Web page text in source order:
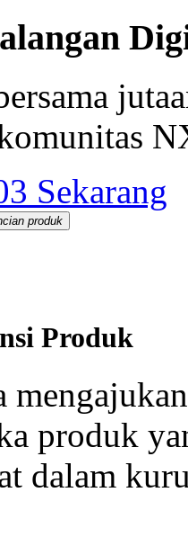
Sekarang
produk
Produk
produk
dalam